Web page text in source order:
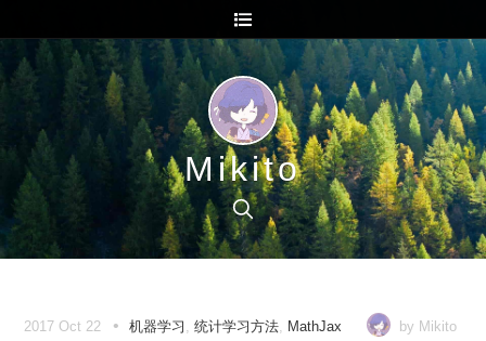
Mikito
2017 Oct 22 • 机器学习 统计学习方法, MathJax by Mikito